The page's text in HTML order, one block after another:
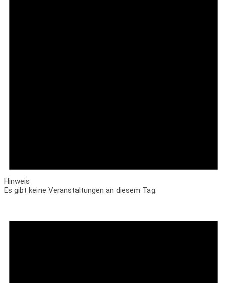
Hinweis
Es gibt keine Veranstaltungen an diesem Tag.